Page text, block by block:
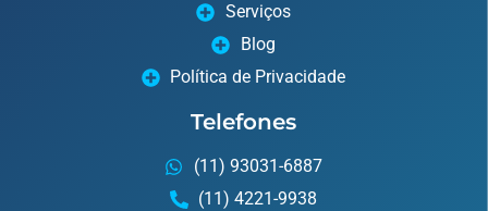
Serviços
Blog
Política de Privacidade
Telefones
(11) 93031-6887
(11) 4221-9938